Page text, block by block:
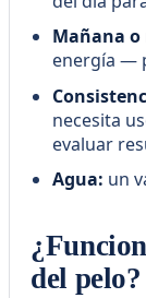
Mañana o
energía —
necesita
evaluar
Agua: un
del pelo?